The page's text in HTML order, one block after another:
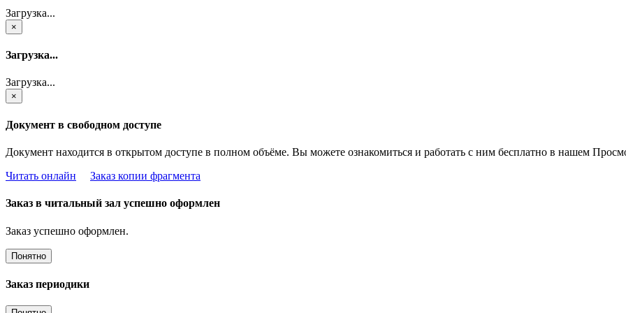
Загрузка...
×
Загрузка...
Загрузка...
×
Документ в свободном доступе
Документ находится в открытом доступе в полном объёме. Вы можете ознакомиться и работать с ним бесплатно в нашем
Читать онлайн
Заказ копии фрагмента
Заказ в читальный зал успешно оформлен
Заказ успешно оформлен.
Понятно
Заказ периодики